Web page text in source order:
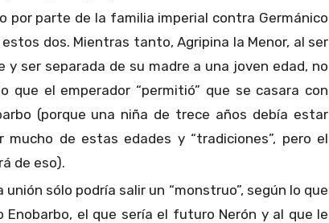
por parte de la familia imperial contra Germánico
dos. Mientras tanto, Agripina la Menor, al ser
y ser separada de su madre a una joven edad, no
que el emperador “permitió” que se casara con
(porque una niña de trece años debía estar
de estas edades y “tradiciones”, pero el
de eso).
sólo podría salir un “monstruo”, según lo que
Enobarbo, el que sería el futuro Nerón y al que le